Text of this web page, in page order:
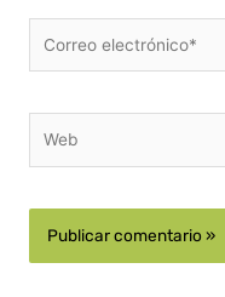
electrónico*